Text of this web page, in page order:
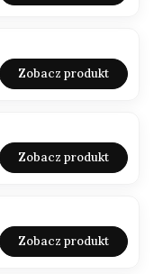
Zobacz produkt
Zobacz produkt
Zobacz produkt